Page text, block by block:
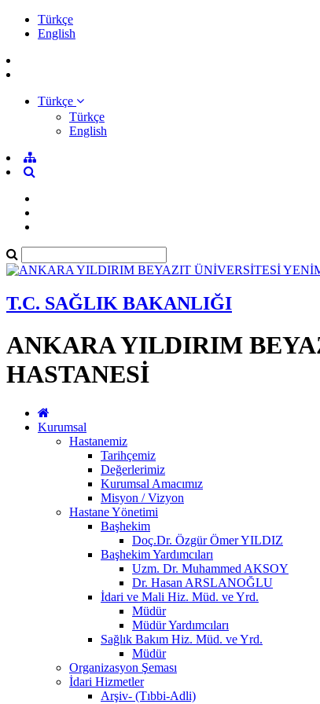
Türkçe
English
Türkçe
Türkçe
English
T.C. SAĞLIK BAKANLIĞI
ANKARA YILDIRIM
HASTANESİ
Kurumsal
Hastanemiz
Tarihçemiz
Değerlerimiz
Kurumsal Amacımız
Misyon / Vizyon
Hastane Yönetimi
Başhekim
Doç.Dr. Özgür Ömer YILDIZ
Başhekim Yardımcıları
Uzm. Dr. Muhammed AKSOY
Dr. Hasan ARSLANOĞLU
İdari ve Mali Hiz. Müd. ve Yrd.
Müdür
Müdür Yardımcıları
Sağlık Bakım Hiz. Müd. ve Yrd.
Müdür
Organizasyon Şeması
İdari Hizmetler
Arşiv- (Tıbbi-Adli)